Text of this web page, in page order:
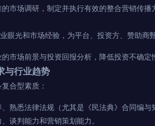
的市场调研，制定并执行有效的整合营销传播
业眼光和市场经验，为平台、投资方、赞助商
的市场前景与投资回报分析，降低投资不确定
与行业趋势
合型素质：
、熟悉法律法规（尤其是《民法典》合同编与
谈判能力和营销策划能力。